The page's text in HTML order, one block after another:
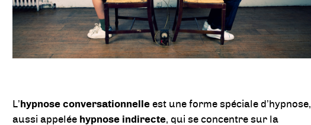
L’ hypnose conversationnelle est une forme spéciale d’hypnose,
aussi appelée hypnose indirecte, qui se concentre sur la